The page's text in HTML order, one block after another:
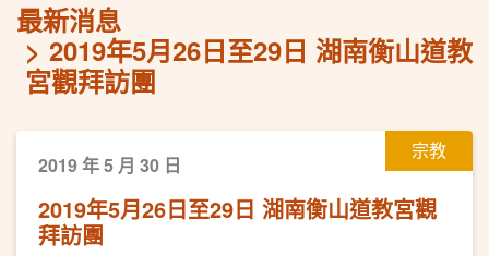
最新消息
2019年5月26日至29日 湖南衡山道教
宮觀拜訪團
宗教
2019 年 5 月 30 日
2019年5月26日至29日 湖南衡山道教宮觀
拜訪團